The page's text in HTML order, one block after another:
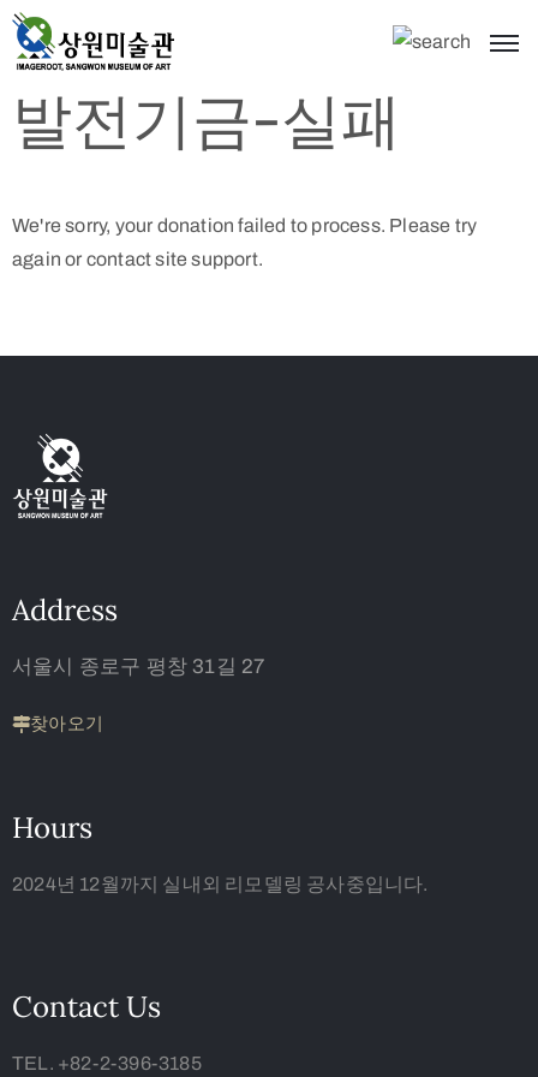
발전기금-실패
We're sorry, your donation failed to process. Please try
again or contact site support.
Address
서울시 종로구 평창 31길 27
찾아오기
Hours
2024년 12월까지 실내외 리모델링 공사중입니다.
Contact Us
TEL. +82-2-396-3185